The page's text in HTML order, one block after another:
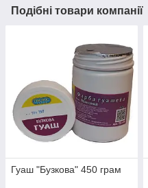
Подібні товари компанії
Гуаш "Бузкова" 450 грам